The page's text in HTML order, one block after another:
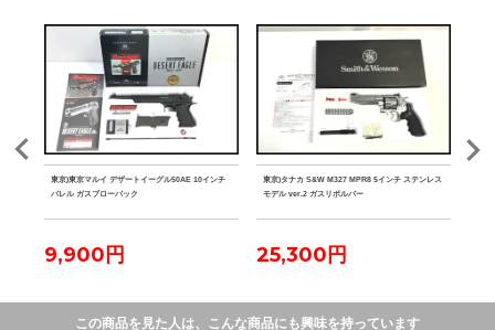
東京)東京マルイ デザートイーグル50AE 10インチ
バレル ガスブローバック
9,900円
東京)タナカ S&W M327 MPR8 5インチ ステンレス
モデル ver.2 ガスリボルバー
25,300円
この商品を見た人は、こんな商品にも興味を持っています